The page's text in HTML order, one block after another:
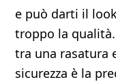
e può darti il
troppo la
tra una rasatura
sicurezza è la